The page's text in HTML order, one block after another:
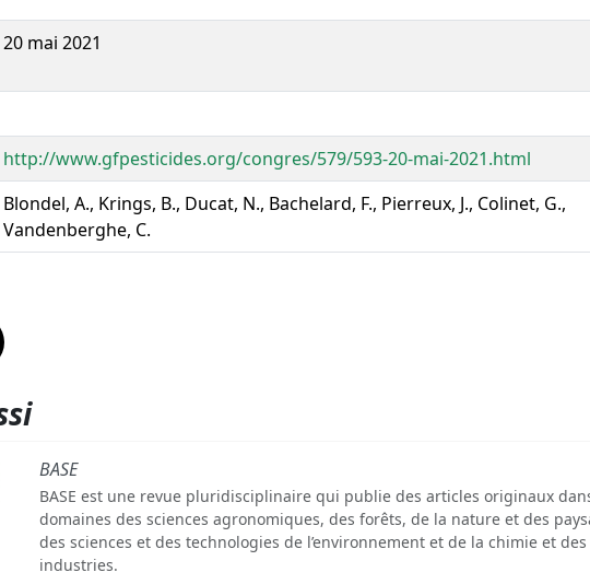
20 mai 2021
http://www.gfpesticides.org/congres/579/593-20-mai-2021.html
Blondel, A., Krings, B., Ducat, N., Bachelard, F., Pierreux, J., Colinet, G.,
Vandenberghe, C.
BASE
BASE est une revue pluridisciplinaire qui publie des articles originaux
domaines des sciences agronomiques, des forêts, de la nature et des
des sciences et des technologies de l’environnement et de la chimie et
industries.